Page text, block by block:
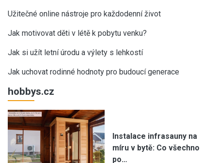
Užitečné online nástroje pro každodenní život
Jak motivovat děti v létě k pobytu venku?
Jak si užít letní úrodu a výlety s lehkostí
Jak uchovat rodinné hodnoty pro budoucí generace
hobbys.cz
Instalace infrasauny na
míru v bytě: Co všechno
po…